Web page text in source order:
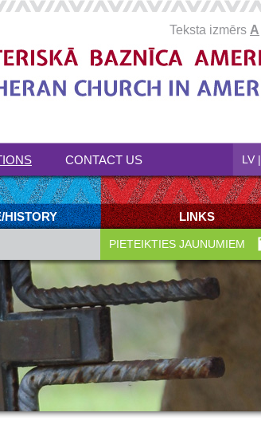
Teksta izmērs A
CONTACT US LV |
HISTORY LINKS
PIETEIKTIES JAUNUMIEM